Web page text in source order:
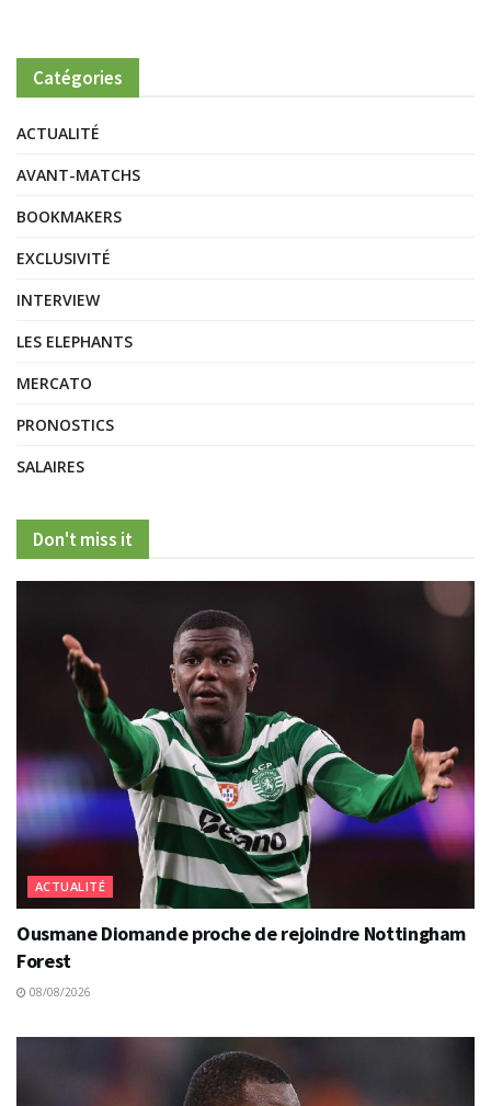
Catégories
ACTUALITÉ
AVANT-MATCHS
BOOKMAKERS
EXCLUSIVITÉ
INTERVIEW
LES ELEPHANTS
MERCATO
PRONOSTICS
SALAIRES
Don't miss it
ACTUALITÉ
Ousmane Diomande proche de rejoindre Nottingham
Forest
08/08/2026